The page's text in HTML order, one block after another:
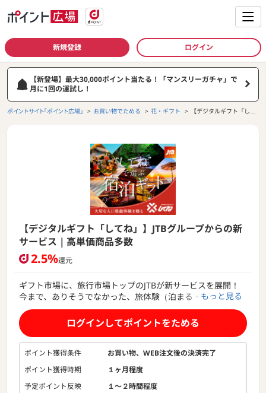
新規登録 ログイン
【新登場】最大30,000ポイント当たる！「マンスリーガチャ」で
月に1回の運試し！
ポイントサイト「ポイント広場」 お買い物でためる 花・ギフト
【デジタルギフト「して
【デジタルギフト「してね」】JTBグループからの新
サービス｜高単価商品多数
2.5%還元
ギフト市場に、旅行市場トップのJTBが新サービスを展開！
今まで、ありそうでなかった、旅体験（泊まる・食べる・癒
す・体験する）をギフト／価値ある贈り物として贈ることが
できる新しいカタチです。
■従来の旅行プレゼント
１.旅行券（相手に探す・選ぶ・予約する・精算するといった
手間が発生）
２.旅行を予約してプレゼント（行き先・日程などが限定され
るためサプライズ感が無い）
もっと見る
ログインしてポイントをためる
ポイント獲得条件
お買い物、WEB注文後の決済完了
ポイント獲得時期
１ヶ月程度
予定ポイント反映
１〜２時間程度